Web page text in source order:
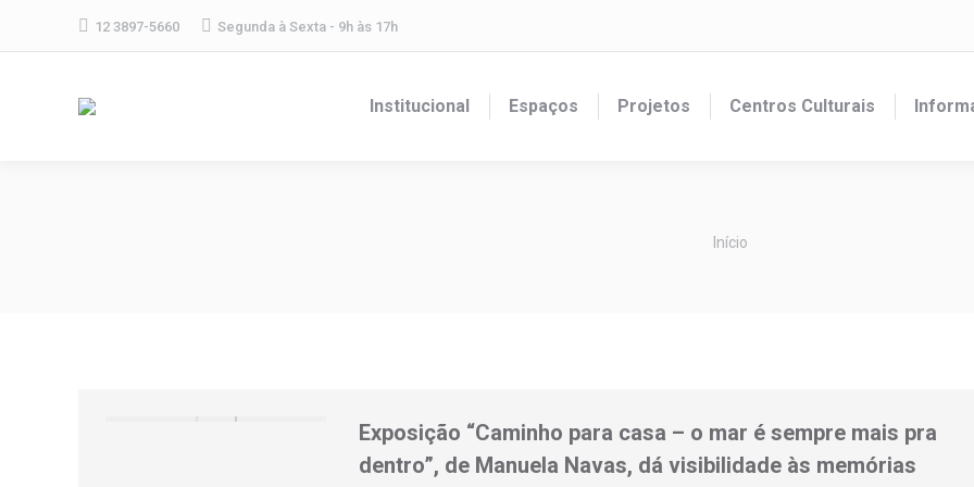
12 3897-5660 Segunda à Sexta - 9h às 17h
Institucional Espaços Projetos Centros Culturais
Você está aqui:
Início
Exposição “Caminho para casa – o mar é sempre mais pra
dentro”, de Manuela Navas, dá visibilidade às memórias